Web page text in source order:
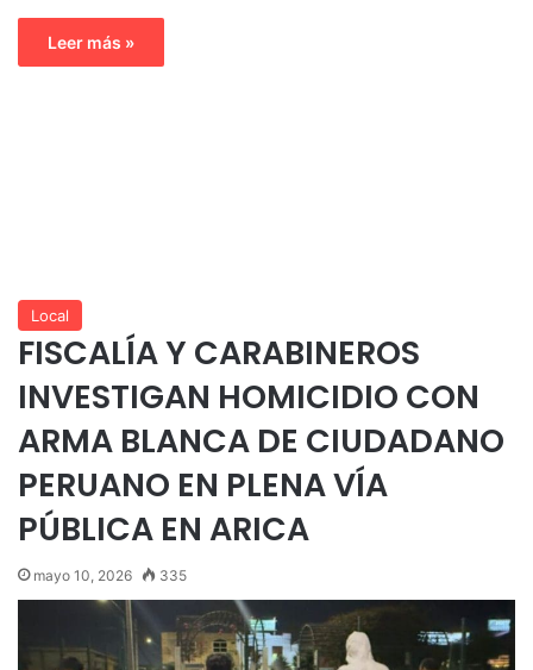
Leer más »
Local
FISCALÍA Y CARABINEROS
INVESTIGAN HOMICIDIO CON
ARMA BLANCA DE CIUDADANO
PERUANO EN PLENA VÍA
PÚBLICA EN ARICA
mayo 10, 2026 335